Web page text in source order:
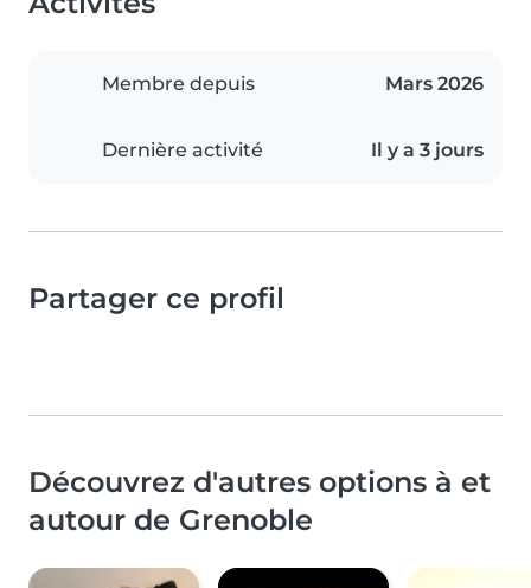
Membre depuis Mars 2026
Dernière activité Il y a 3 jours
Partager ce profil
Découvrez d'autres options à et
autour de Grenoble